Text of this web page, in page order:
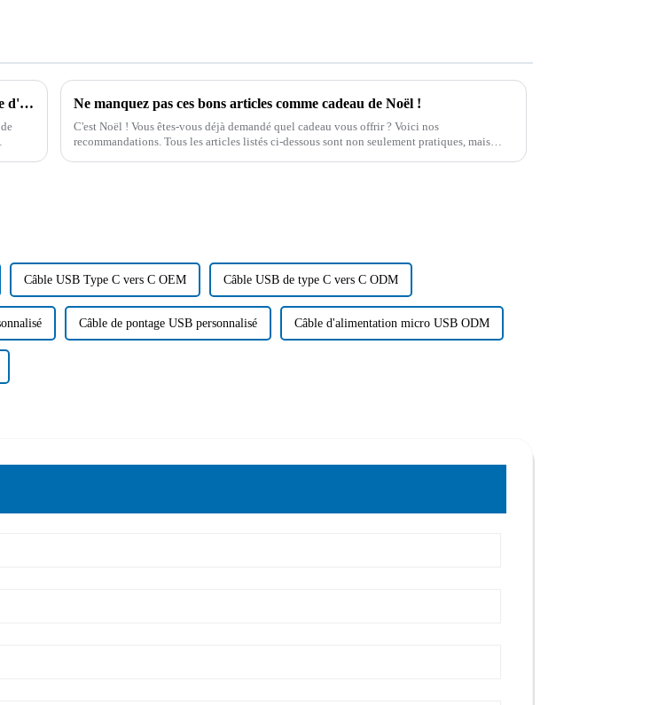
L'interface USB-C sera adoptée comme norme de charge universelle d'ici fin 2024. Ne manquez pas ces bons articles comme cadeau de Noël !
C'est Noël ! Vous êtes-vous déjà demandé quel cadeau vous offrir ? Voici nos
recommandations. Tous les articles listés ci-dessous sont non seulement pratiques, mais
Câble USB Type C vers C OEM Câble USB de type C vers C ODM
Câble de pontage USB personnalisé Câble d'alimentation micro USB ODM